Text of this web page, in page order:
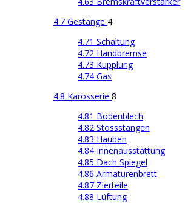
4.7 Gestänge 4
4.71 Schaltung
4.72 Handbremse
4.73 Kupplung
4.74 Gas
4.8 Karosserie 8
4.81 Bodenblech
4.82 Stossstangen
4.83 Hauben
4.84 Innenausstattung
4.85 Dach Spiegel
4.86 Armaturenbrett
4.87 Zierteile
4.88 Lüftung